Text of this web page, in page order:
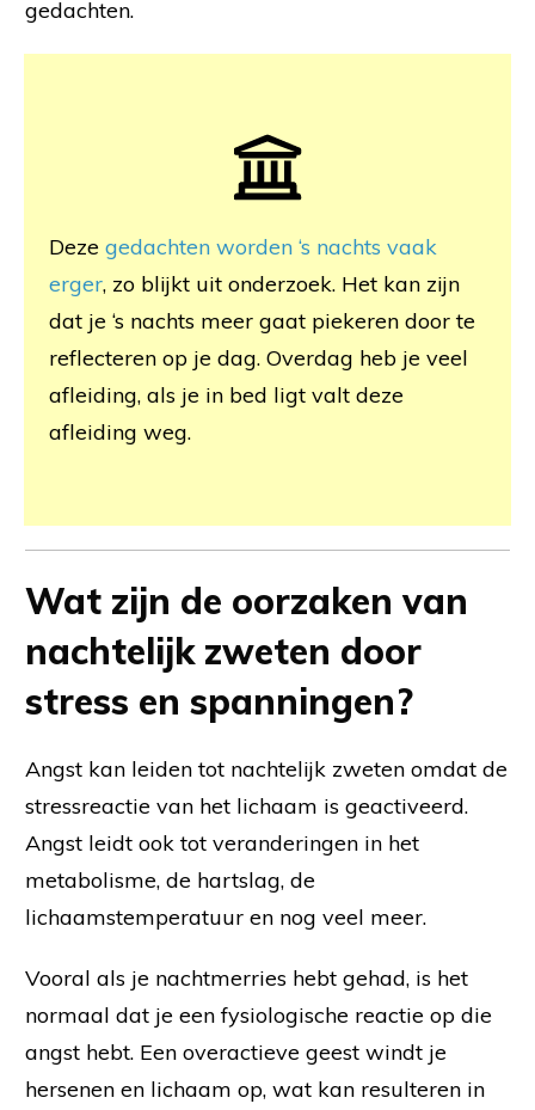
gedachten.
Deze gedachten worden ‘s nachts vaak
erger, zo blijkt uit onderzoek. Het kan zijn
dat je ‘s nachts meer gaat piekeren door te
reflecteren op je dag. Overdag heb je veel
afleiding, als je in bed ligt valt deze
afleiding weg.
Wat zijn de oorzaken van
nachtelijk zweten door
stress en spanningen?
Angst kan leiden tot nachtelijk zweten omdat de
stressreactie van het lichaam is geactiveerd.
Angst leidt ook tot veranderingen in het
metabolisme, de hartslag, de
lichaamstemperatuur en nog veel meer.
Vooral als je nachtmerries hebt gehad, is het
normaal dat je een fysiologische reactie op die
angst hebt. Een overactieve geest windt je
hersenen en lichaam op, wat kan resulteren in